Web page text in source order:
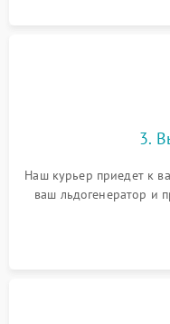
3.
Наш курьер приедет к
ваш льдогенератор и